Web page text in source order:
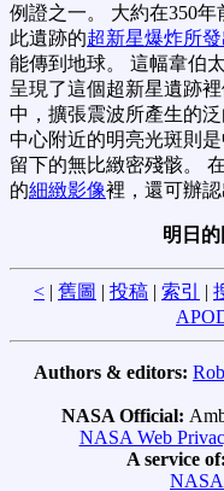
例證之一。 大約在350
此遺跡的超新星爆炸所
能傳到地球。 這幅韋伯
呈現了這個超新星遺跡
中，擴張震波所產生的
中心附近的明亮光斑則
留下的無比緻密殘骸。
的細緻影像裡，還可辦
明日
< | 舊圖 | 投稿 | 索引 |
Authors & editors:
NASA Official:
NASA Web
A service of:
NASA